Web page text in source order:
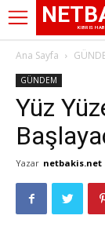
KIBRIS
Ana Sayfa
GÜNDEM
Yüz
Yazar netbakis.net